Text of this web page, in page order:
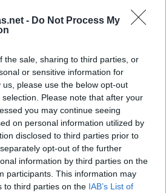
- Do Not Process My
the sale, sharing to third parties, or
or sensitive information for
please use the below opt-out
Please note that after your
you may continue seeing
on personal information utilized by
disclosed to third parties prior to
opt-out of the further
information by third parties on the
participants. This information may
to third parties on the IAB’s List of
A